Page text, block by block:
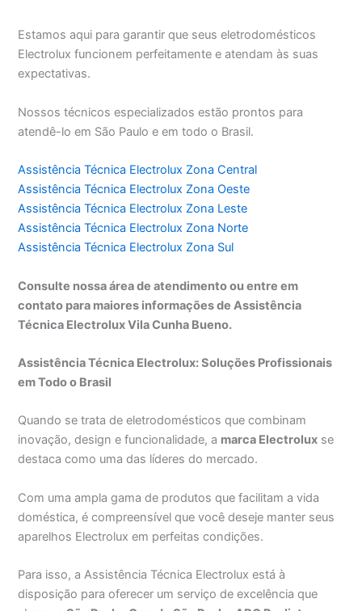
Estamos aqui para garantir que seus eletrodomésticos
Electrolux funcionem perfeitamente e atendam às suas
expectativas.
Nossos técnicos especializados estão prontos para
atendê-lo em São Paulo e em todo o Brasil.
Assistência Técnica Electrolux Zona Central
Assistência Técnica Electrolux Zona Oeste
Assistência Técnica Electrolux Zona Leste
Assistência Técnica Electrolux Zona Norte
Assistência Técnica Electrolux Zona Sul
Consulte nossa área de atendimento ou entre em
contato para maiores informações de Assistência
Técnica Electrolux Vila Cunha Bueno.
Assistência Técnica Electrolux: Soluções Profissionais
em Todo o Brasil
Quando se trata de eletrodomésticos que combinam
inovação, design e funcionalidade, a marca Electrolux se
destaca como uma das líderes do mercado.
Com uma ampla gama de produtos que facilitam a vida
doméstica, é compreensível que você deseje manter seus
aparelhos Electrolux em perfeitas condições.
Para isso, a Assistência Técnica Electrolux está à
disposição para oferecer um serviço de excelência que